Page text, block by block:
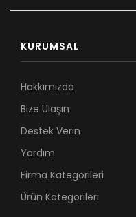
KURUMSAL
Hakkımızda
Bize Ulaşın
Destek Verin
Yardım
Firma Kategorileri
Ürün Kategorileri